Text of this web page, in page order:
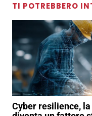
TI POTREBBERO
Cyber resilience,